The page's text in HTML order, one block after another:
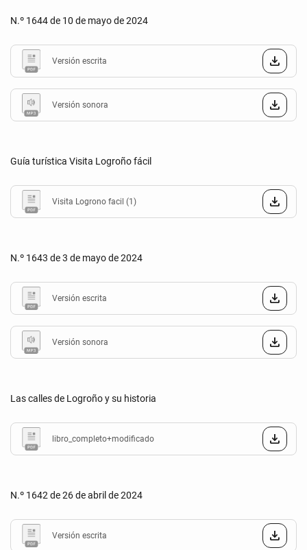
N.º 1644 de 10 de mayo de 2024
Versión escrita
Versión sonora
Guía turística Visita Logroño fácil
Visita Logrono facil (1)
N.º 1643 de 3 de mayo de 2024
Versión escrita
Versión sonora
Las calles de Logroño y su historia
libro_completo+modificado
N.º 1642 de 26 de abril de 2024
Versión escrita